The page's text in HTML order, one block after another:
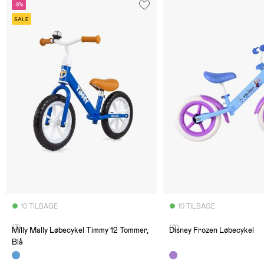
-9%
SALE
10 TILBAGE
(3)
Milly Mally Løbecykel Timmy 12 Tommer,
Blå
10 TILBAGE
(0)
Disney Frozen Løbecykel